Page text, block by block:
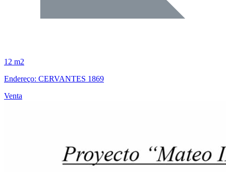
12 m2
Endereço: CERVANTES 1869
Venta